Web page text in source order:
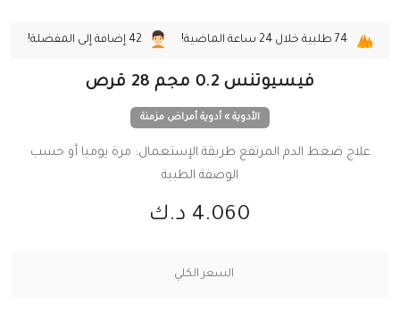
74 طلبية خلال 24 ساعة الماضية! 42 إضافة إلى المفضلة!
فيسيوتنس 0.2 مجم 28 قرص
الأدوية » أدوية أمراض مزمنة
علاج ضغط الدم المرتفع طريقة الإستعمال: مرة يوميا أو حسب
الوصفة الطبية
4.060 د.ك
السعر الكلي